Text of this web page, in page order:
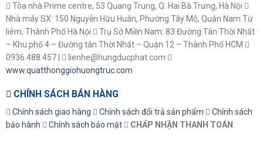
Tòa nhà Prime centre, 53 Quang Trung, Q. Hai Bà Trưng, Hà Nội
Nhà máy SX: 150 Nguyễn Hữu Huân, Phường Tây Mỗ, Quận Nam Từ
liêm, Thành Phố Hà Nội
Trụ Sở Miền Nam: 83 Đường Tân Thời Nhất
– Khu phố 4 – Đường tân Thời Nhất – Quận 12 – Thành Phố HCM
0936.488.457 |
lienhe@hungducphat.com
www.quatthonggiohuongtruc.com
CHÍNH SÁCH BÁN HÀNG
Chính sách giao hàng Chính sách đổi trả sản phẩm
Chính sách
bảo hành
Chính sách bảo mật CHẤP NHẬN THANH TOÁN